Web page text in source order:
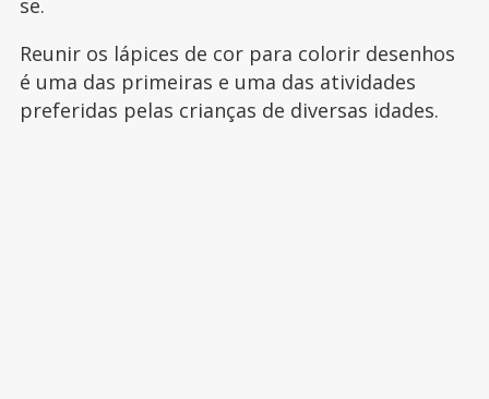
se.
Reunir os lápices de cor para colorir desenhos
é uma das primeiras e uma das atividades
preferidas pelas crianças de diversas idades.